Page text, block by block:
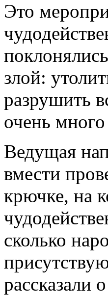
Это
злой:
разрушить
очень
Ведущая
вмести
крючке, на
сколько
рассказали